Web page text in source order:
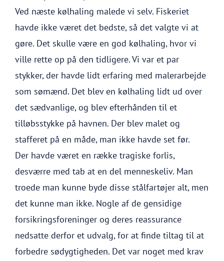
Ved næste kølhaling malede vi selv. Fiskeriet
havde ikke været det bedste, så det valgte vi at
gøre. Det skulle være en god kølhaling, hvor vi
ville rette op på den tidligere. Vi var et par
stykker, der havde lidt erfaring med malerarbejde
som sømænd. Det blev en kølhaling lidt ud over
det sædvanlige, og blev efterhånden til et
tilløbsstykke på havnen. Der blev malet og
stafferet på en måde, man ikke havde set før.
Der havde været en række tragiske forlis,
desværre med tab at en del menneskeliv. Man
troede man kunne byde disse stålfartøjer alt, men
det kunne man ikke. Nogle af de gensidige
forsikringsforeninger og deres reassurance
nedsatte derfor et udvalg, for at finde tiltag til at
forbedre sødygtigheden. Det var noget med krav